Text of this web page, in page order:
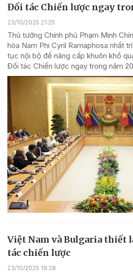
Đối tác Chiến lược ngay
23/10/2025 21:25
Thủ tướng Chính phủ Phạm Minh
hòa Nam Phi Cyril Ramaphosa nhất
tục nội bộ để nâng cấp khuôn khổ
Đối tác Chiến lược ngay trong năm
Việt Nam và Bulgaria thiết
tác chiến lược
23/10/2025 19:28